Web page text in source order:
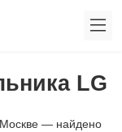
LG
Москве — найдено